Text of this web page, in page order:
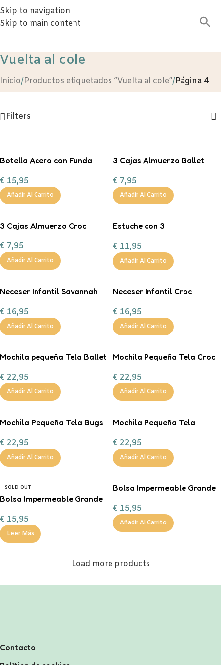
Skip to navigation
Skip to main content
Vuelta al cole
Inicio/Productos etiquetados “Vuelta al cole”/Página 4
Filters
Botella Acero con Funda
€ 15,95
Añadir Al Carrito
3 Cajas Almuerzo Ballet
€ 7,95
Añadir Al Carrito
3 Cajas Almuerzo Croc
€ 7,95
Añadir Al Carrito
Estuche con 3
€ 11,95
Añadir Al Carrito
Neceser Infantil Savannah
€ 16,95
Añadir Al Carrito
Neceser Infantil Croc
€ 16,95
Añadir Al Carrito
Mochila pequeña Tela Ballet
€ 22,95
Añadir Al Carrito
Mochila Pequeña Tela Croc
€ 22,95
Añadir Al Carrito
Mochila Pequeña Tela Bugs
€ 22,95
Añadir Al Carrito
Mochila Pequeña Tela
€ 22,95
Añadir Al Carrito
SOLD OUT
Bolsa Impermeable Grande
€ 15,95
Leer Más
Bolsa Impermeable Grande
€ 15,95
Añadir Al Carrito
Load more products
Contacto